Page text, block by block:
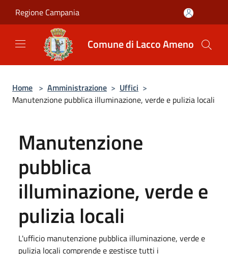
Regione Campania
Comune di Lacco Ameno
Home > Amministrazione > Uffici >
Manutenzione pubblica illuminazione, verde e pulizia locali
Manutenzione
pubblica
illuminazione, verde e
pulizia locali
L'ufficio manutenzione pubblica illuminazione, verde e
pulizia locali comprende e gestisce tutti i